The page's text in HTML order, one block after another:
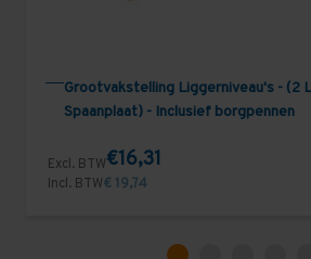
Grootvakstelling Liggerniveau's - (2
Spaanplaat) - Inclusief borgpennen
Excl. BTW€16,31
Incl. BTW€ 19,74